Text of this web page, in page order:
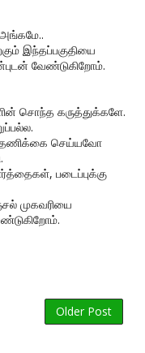
இந்தப்பகுதியை
வேண்டுகிறோம்.
சொந்த கருத்துக்களே.
தணிக்கை செய்யவோ
படைப்புக்கு
முகவரியை
Older Post